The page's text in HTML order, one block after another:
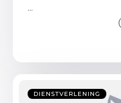
...
DIENSTVERLENING